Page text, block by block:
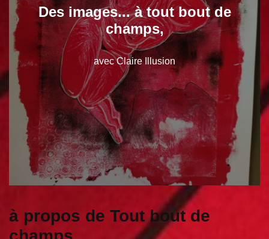
Des images... à tout bout de
champs,
avec Claire Illusion
à propos de Tout bout de